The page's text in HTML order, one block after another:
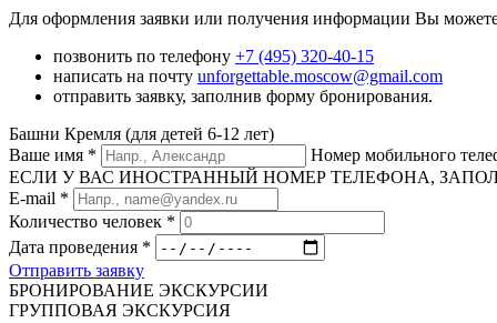
Для оформления заявки или получения информации Вы
позвонить по телефону +7 (495) 320-40-15
написать на почту unforgettable.moscow@gmail.com
отправить заявку, заполнив форму бронирования.
Башни Кремля (для детей 6-12 лет)
Ваше имя *
Номер мобильного
ЕСЛИ У ВАС ИНОСТРАННЫЙ НОМЕР ТЕЛЕФОНА,
E-mail *
Количество человек *
Дата проведения *
Отправить заявку
БРОНИРОВАНИЕ ЭКСКУРСИИ
ГРУППОВАЯ ЭКСКУРСИЯ